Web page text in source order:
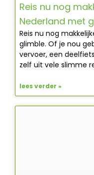
Reis nu nog
Nederland met
Reis nu nog
glimble. Of je nou
vervoer, een
zelf uit vele slimme
lees verder »